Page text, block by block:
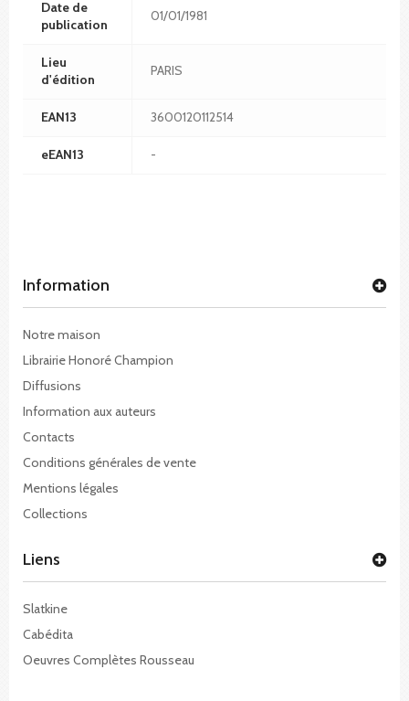
Date de
publication
01/01/1981
Lieu
d'édition
PARIS
EAN13 3600120112514
eEAN13 -
Information
Notre maison
Librairie Honoré Champion
Diffusions
Information aux auteurs
Contacts
Conditions générales de vente
Mentions légales
Collections
Liens
Slatkine
Cabédita
Oeuvres Complètes Rousseau